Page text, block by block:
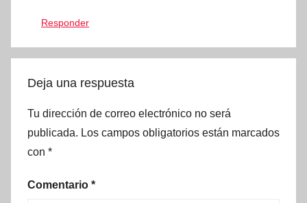
Responder
Deja una respuesta
Tu dirección de correo electrónico no será
publicada. Los campos obligatorios están marcados
con *
Comentario *